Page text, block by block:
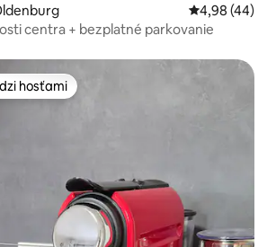
Priemerné
4,98 (44)
centra + bezplatné parkovanie
hosťami
hosťami